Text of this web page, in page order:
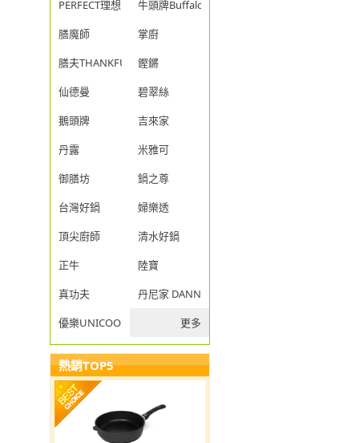
PERFECT理想
牛頭牌Buffalo
膳魔師
掌廚
膳夫THANKFUL
鏗鏘
仙德曼
碧翠絲
鵝頭牌
吉來家
丹露
米雅可
御膳坊
鍋之尊
台灣好鍋
婦樂透
頂尖廚師
清水好鍋
正牛
陸寶
真功夫
丹尼家 DANNY JIA
優樂UNICOOK
更多
熱銷TOP5